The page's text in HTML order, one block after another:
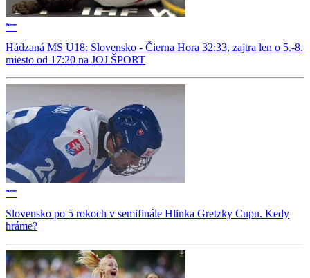
Hádzaná MS U18: Slovensko - Čierna Hora 32:33, zajtra len o 5.-8.
miesto od 17:20 na JOJ ŠPORT
Slovensko po 5 rokoch v semifinále Hlinka Gretzky Cupu. Kedy
hráme?